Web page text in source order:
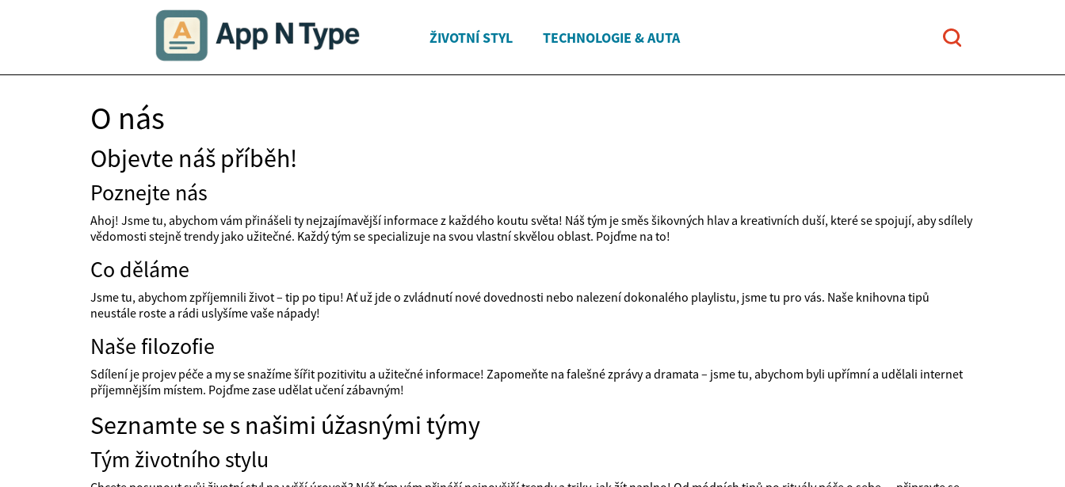
ŽIVOTNÍ STYL TECHNOLOGIE & AUTA
O nás
Objevte náš příběh!
Poznejte nás
Ahoj! Jsme tu, abychom vám přinášeli ty nejzajímavější informace z každého koutu světa! Náš tým je směs šikovných hlav a kreativních duší, které se spojují, aby sdílely
vědomosti stejně trendy jako užitečné. Každý tým se specializuje na svou vlastní skvělou oblast. Pojďme na to!
Co děláme
Jsme tu, abychom zpříjemnili život – tip po tipu! Ať už jde o zvládnutí nové dovednosti nebo nalezení dokonalého playlistu, jsme tu pro vás. Naše knihovna tipů
neustále roste a rádi uslyšíme vaše nápady!
Naše filozofie
Sdílení je projev péče a my se snažíme šířit pozitivitu a užitečné informace! Zapomeňte na falešné zprávy a dramata – jsme tu, abychom byli upřímní a udělali internet
příjemnějším místem. Pojďme zase udělat učení zábavným!
Seznamte se s našimi úžasnými týmy
Tým životního stylu